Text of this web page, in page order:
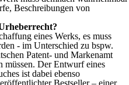
Beschreibungen von
eines Werks, es muss
- im Unterschied zu bspw.
Patent- und Markenamt
müssen. Der Entwurf eines
ist dabei ebenso
Bestseller – einer